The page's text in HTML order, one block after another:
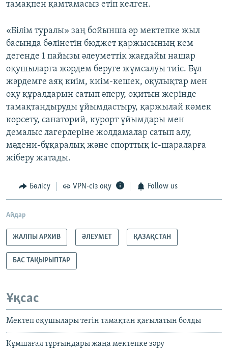
тамақпен қамтамасыз етіп келген.
«Білім туралы» заң бойынша әр мектепке жыл
басында бөлінетін бюджет қаржысының кем
дегенде 1 пайызы әлеуметтік жағдайы нашар
оқушыларға жәрдем беруге жұмсалуы тиіс. Бұл
жәрдемге аяқ киім, киім-кешек, оқулықтар мен
оқу құралдарын сатып әперу, оқитын жерінде
тамақтандыруды ұйымдастыру, қаржылай көмек
көрсету, санаторий, курорт ұйымдары мен
демалыс лагерлеріне жолдамалар сатып алу,
мәдени-бұқаралық және спорттық іс-шараларға
жіберу жатады.
Бөлісу VPN-сіз оқу Follow us
Айдар
ЖАЛПЫ АРХИВ ӘЛЕУМЕТ ҚАЗАҚСТАН
БАС ТАҚЫРЫПТАР
Ұқсас
Мектеп оқушылары тегін тамақтан қағылатын болды
Құмшағал тұрғындары жаңа мектепке зәру